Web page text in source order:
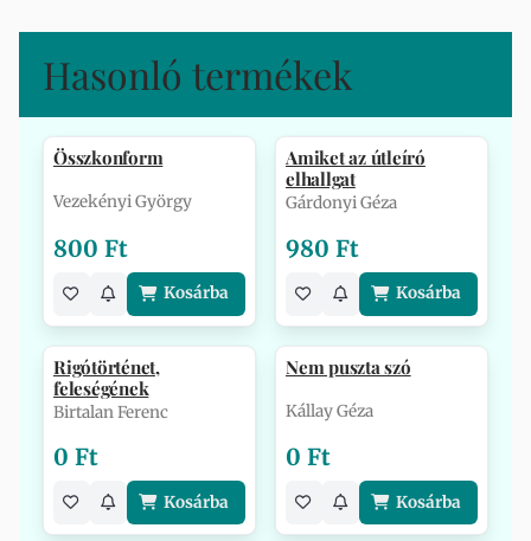
Hasonló termékek
Összkonform
Vezekényi György
800 Ft
Kosárba
Amiket az útleíró
elhallgat
Gárdonyi Géza
980 Ft
Kosárba
Rigótörténet,
feleségének
Birtalan Ferenc
0 Ft
Kosárba
Nem puszta szó
Kállay Géza
0 Ft
Kosárba